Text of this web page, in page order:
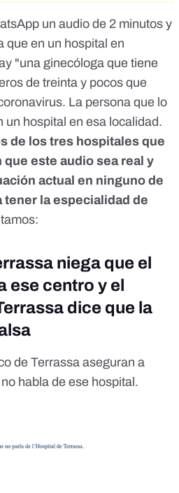
un audio de 2 minutos y
que en un hospital en
"una ginecóloga que tiene
de treinta y pocos que
La persona que lo
un hospital en esa localidad.
de los tres hospitales que
este audio sea real y
actual en ninguno de
tener la especialidad de
niega que el
ese centro y el
dice que la
de Terrassa aseguran a
habla de ese hospital.